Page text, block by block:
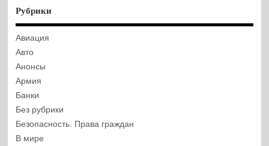
Рубрики
Авиация
Авто
Анонсы
Армия
Банки
Без рубрики
Безопасность. Права граждан
В мире